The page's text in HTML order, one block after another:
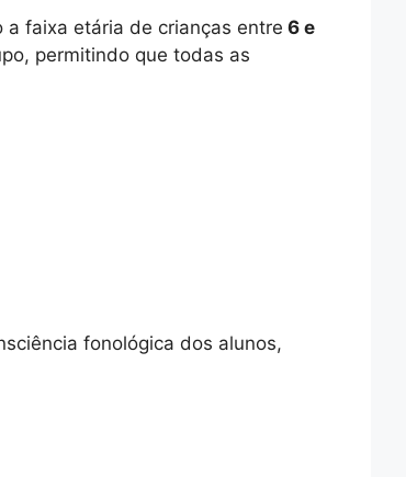
a faixa etária de crianças entre 6 e
permitindo que todas as
fonológica dos alunos,